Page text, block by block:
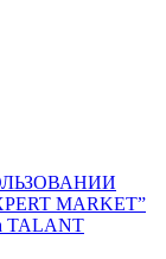
MARKET”
TALANT